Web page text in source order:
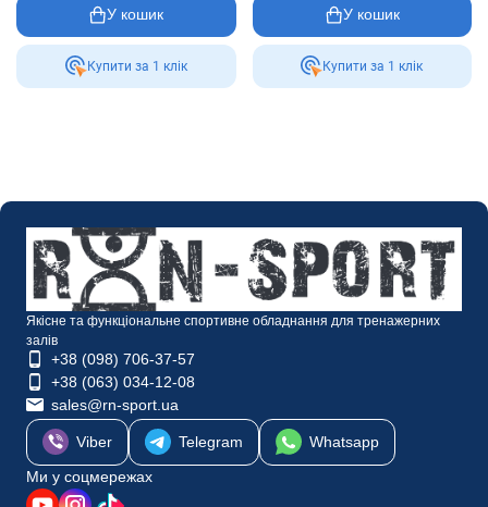
У кошик
Купити за 1 клiк
У кошик
Купити за 1 клiк
Якісне та функціональне спортивне обладнання для тренажерних
залів
+38 (098) 706-37-57
+38 (063) 034-12-08
sales@rn-sport.ua
Viber Telegram
Whatsapp
Ми у соцмережах